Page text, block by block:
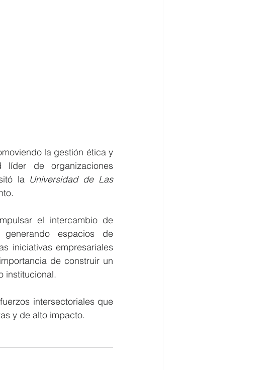
la gestión ética y
de organizaciones
la Universidad de Las
el intercambio de
espacios de
iniciativas empresariales
de construir un
institucional.
intersectoriales que
y de alto impacto.